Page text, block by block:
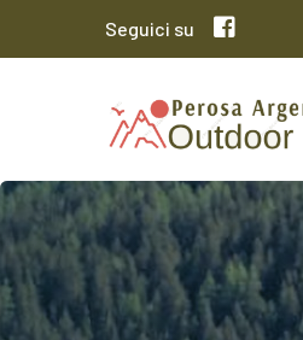
Seguici su